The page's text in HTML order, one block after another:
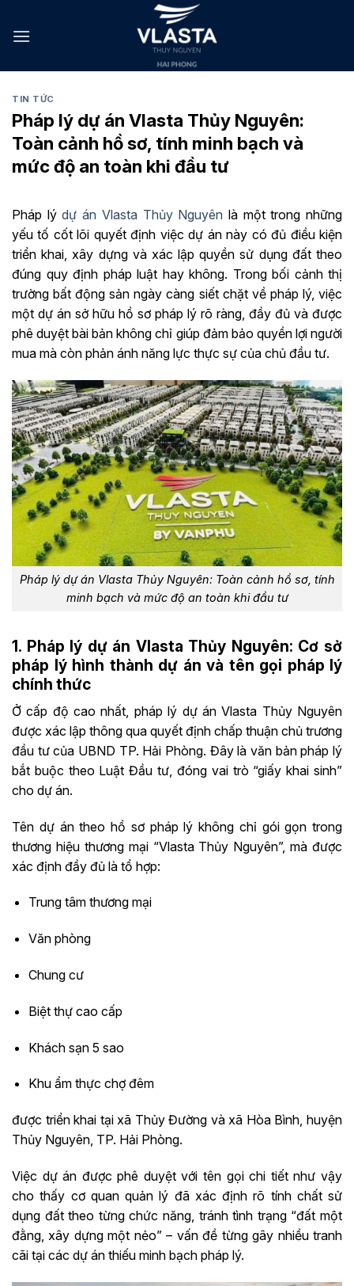
TIN TỨC
Pháp lý dự án Vlasta Thủy Nguyên:
Toàn cảnh hồ sơ, tính minh bạch và
mức độ an toàn khi đầu tư
Pháp lýdự án Vlasta Thủy Nguyên là một trong những
yếu tố cốt lõi quyết định việc dự án này có đủ điều kiện
triển khai, xây dựng và xác lập quyền sử dụng đất theo
đúng quy định pháp luật hay không. Trong bối cảnh thị
trường bất động sản ngày càng siết chặt về pháp lý, việc
một dự án sở hữu hồ sơ pháp lý rõ ràng, đầy đủ và được
phê duyệt bài bản không chỉ giúp đảm bảo quyền lợi người
mua mà còn phản ánh năng lực thực sự của chủ đầu tư.
Pháp lý dự án Vlasta Thủy Nguyên: Toàn cảnh hồ sơ, tính
minh bạch và mức độ an toàn khi đầu tư
1. Pháp lý dự án Vlasta Thủy Nguyên: Cơ sở
pháp lý hình thành dự án và tên gọi pháp lý
chính thức
Ở cấp độ cao nhất, pháp lý dự án Vlasta Thủy Nguyên
được xác lập thông qua quyết định chấp thuận chủ trương
đầu tư của UBND TP. Hải Phòng. Đây là văn bản pháp lý
bắt buộc theo Luật Đầu tư, đóng vai trò “giấy khai sinh”
cho dự án.
Tên dự án theo hồ sơ pháp lý không chỉ gói gọn trong
thương hiệu thương mại “Vlasta Thủy Nguyên”, mà được
xác định đầy đủ là tổ hợp:
Trung tâm thương mại
Văn phòng
Chung cư
Biệt thự cao cấp
Khách sạn 5 sao
Khu ẩm thực chợ đêm
được triển khai tại xã Thủy Đường và xã Hòa Bình, huyện
Thủy Nguyên, TP. Hải Phòng.
Việc dự án được phê duyệt với tên gọi chi tiết như vậy
cho thấy cơ quan quản lý đã xác định rõ tính chất sử
dụng đất theo từng chức năng, tránh tình trạng “đất một
đằng, xây dựng một nẻo” – vấn đề từng gây nhiều tranh
cãi tại các dự án thiếu minh bạch pháp lý.